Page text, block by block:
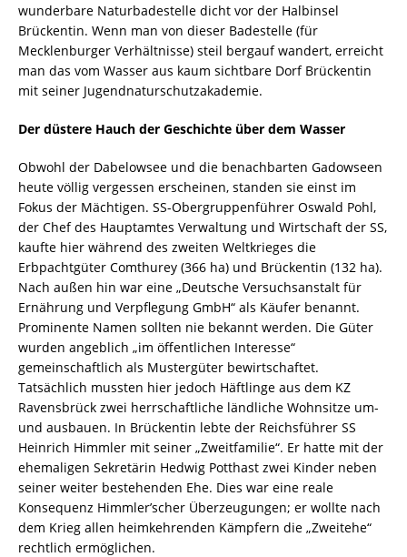
wunderbare Naturbadestelle dicht vor der Halbinsel
Brückentin. Wenn man von dieser Badestelle (für
Mecklenburger Verhältnisse) steil bergauf wandert, erreicht
man das vom Wasser aus kaum sichtbare Dorf Brückentin
mit seiner Jugendnaturschutzakademie.
Der düstere Hauch der Geschichte über dem Wasser
Obwohl der Dabelowsee und die benachbarten Gadowseen
heute völlig vergessen erscheinen, standen sie einst im
Fokus der Mächtigen. SS-Obergruppenführer Oswald Pohl,
der Chef des Hauptamtes Verwaltung und Wirtschaft der SS,
kaufte hier während des zweiten Weltkrieges die
Erbpachtgüter Comthurey (366 ha) und Brückentin (132 ha).
Nach außen hin war eine „Deutsche Versuchsanstalt für
Ernährung und Verpflegung GmbH“ als Käufer benannt.
Prominente Namen sollten nie bekannt werden. Die Güter
wurden angeblich „im öffentlichen Interesse“
gemeinschaftlich als Mustergüter bewirtschaftet.
Tatsächlich mussten hier jedoch Häftlinge aus dem KZ
Ravensbrück zwei herrschaftliche ländliche Wohnsitze um-
und ausbauen. In Brückentin lebte der Reichsführer SS
Heinrich Himmler mit seiner „Zweitfamilie“. Er hatte mit der
ehemaligen Sekretärin Hedwig Potthast zwei Kinder neben
seiner weiter bestehenden Ehe. Dies war eine reale
Konsequenz Himmler’scher Überzeugungen; er wollte nach
dem Krieg allen heimkehrenden Kämpfern die „Zweitehe“
rechtlich ermöglichen.